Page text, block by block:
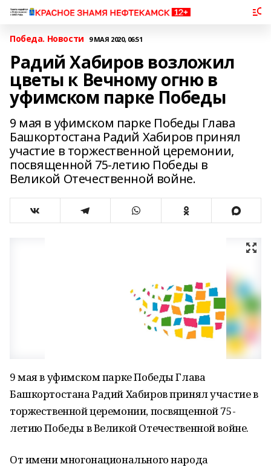
Победа. Новости 9 МАЯ 2020, 06:51
Радий Хабиров возложил
цветы к Вечному огню в
уфимском парке Победы
9 мая в уфимском парке Победы Глава
Башкортостана Радий Хабиров принял
участие в торжественной церемонии,
посвященной 75-летию Победы в
Великой Отечественной войне.
9 мая в уфимском парке Победы Глава
Башкортостана Радий Хабиров принял участие в
торжественной церемонии, посвященной 75-
летию Победы в Великой Отечественной войне.
От имени многонационального народа